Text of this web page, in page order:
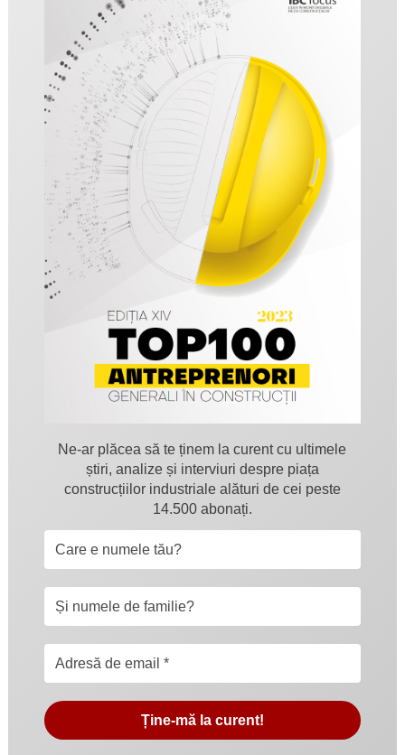
Ne-ar plăcea să te ținem la curent cu ultimele
știri, analize și interviuri despre piața
construcțiilor industriale alături de cei peste
14.500 abonați.